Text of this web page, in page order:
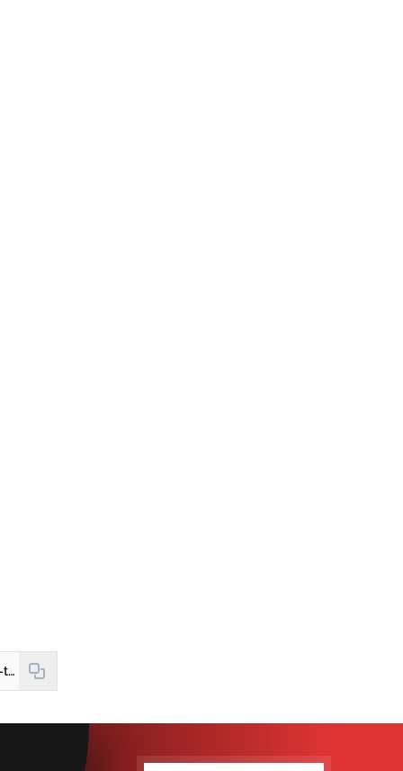
https://hudud24.uz/news/bugun-teatrlarda-qaysi-spektakllar-namoyish-etiladi-2